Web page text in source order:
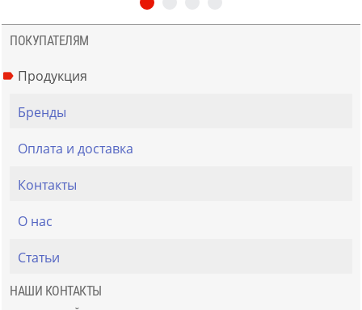
ПОКУПАТЕЛЯМ
Продукция
Бренды
Оплата и доставка
Контакты
О нас
Статьи
НАШИ КОНТАКТЫ